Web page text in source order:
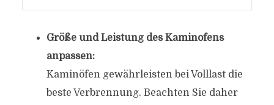
Größe und Leistung des Kaminofens
anpassen:
Kaminöfen gewährleisten bei Volllast die
beste Verbrennung. Beachten Sie daher